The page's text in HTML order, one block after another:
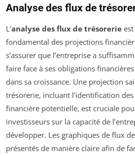
Analyse des flux de
L’analyse des flux de trésorerie
fondamental des projections
s’assurer que l’entreprise a
faire face à ses obligations
dans sa croissance. Une projection
trésorerie, incluant l’identification
financière potentielle, est cruciale
investisseurs sur la capacité de
développer. Les graphiques de flux
présentés de manière claire afin de